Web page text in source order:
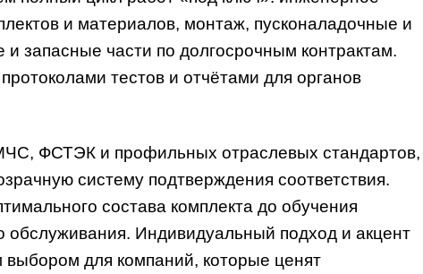
и материалов, монтаж, пусконаладочные и
запасные части по долгосрочным контрактам.
тестов и отчётами для органов
ФСТЭК и профильных отраслевых стандартов,
систему подтверждения соответствия.
состава комплекта до обучения
обслуживания. Индивидуальный подход и акцент
для компаний, которые ценят